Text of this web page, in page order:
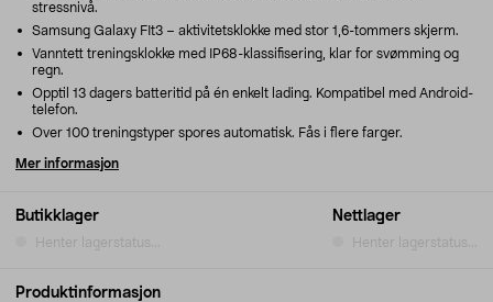
Butikklager
Henter lagerstatus...
Nettlager
Henter lagerstatus...
stressnivå.
Samsung Galaxy FIt3 – aktivitetsklokke med stor 1,6-tommers skjerm.
Vanntett treningsklokke med IP68-klassifisering, klar for svømming og
regn.
Opptil 13 dagers batteritid på én enkelt lading. Kompatibel med Android-
telefon.
Over 100 treningstyper spores automatisk. Fås i flere farger.
Mer informasjon
Produktinformasjon